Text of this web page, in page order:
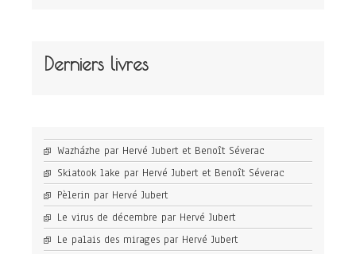
Derniers livres
Wazházhe par Hervé Jubert et Benoît Séverac
Skiatook lake par Hervé Jubert et Benoît Séverac
Pèlerin par Hervé Jubert
Le virus de décembre par Hervé Jubert
Le palais des mirages par Hervé Jubert